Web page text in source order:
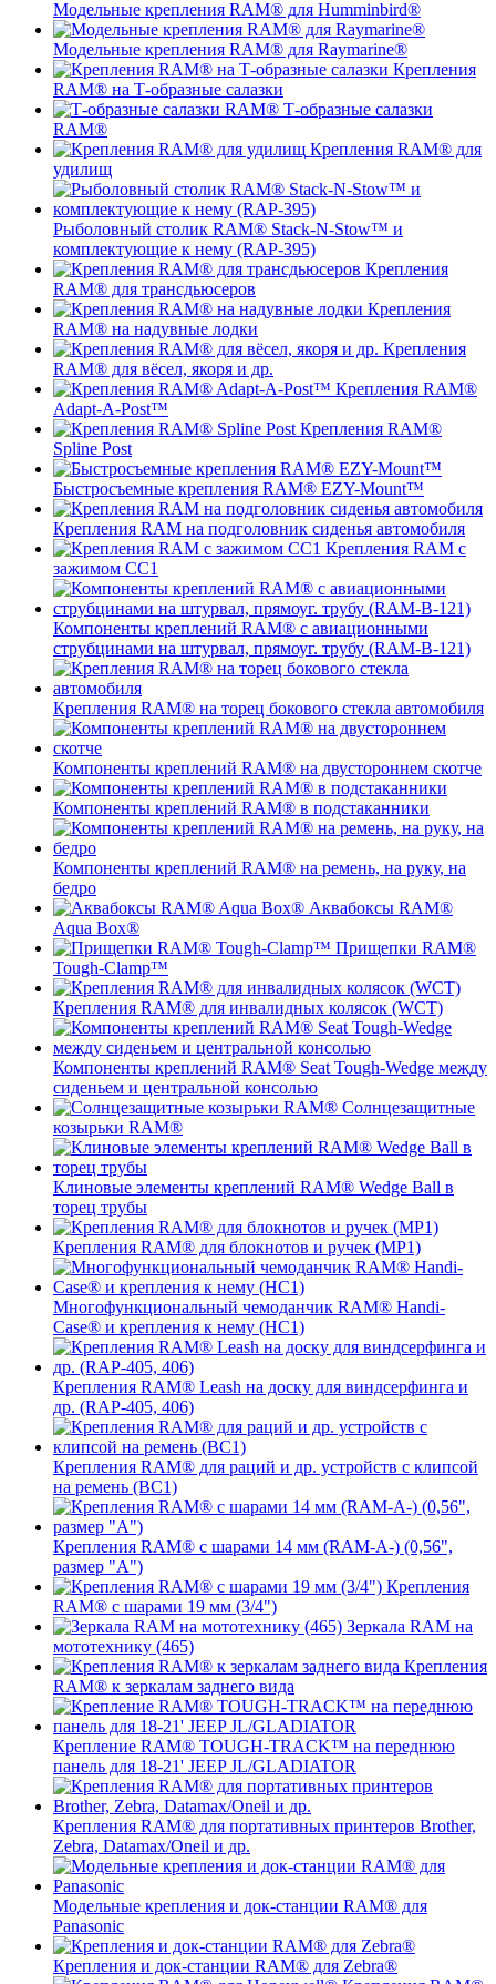
Модельные крепления RAM® для Humminbird®
Модельные крепления RAM® для Raymarine®
Крепления
RAM® на Т-образные салазки
Т-образные салазки
RAM®
Крепления RAM® для
удилищ
Рыболовный столик RAM® Stack-N-Stow™ и
комплектующие к нему (RAP-395)
Крепления
RAM® для трансдьюсеров
Крепления
RAM® на надувные лодки
Крепления
RAM® для вёсел, якоря и др.
Крепления RAM®
Adapt-A-Post™
Крепления RAM®
Spline Post
Быстросъемные крепления RAM® EZY-Mount™
Крепления RAM на подголовник сиденья автомобиля
Крепления RAM с
зажимом СС1
Компоненты креплений RAM® с авиационными
струбцинами на штурвал, прямоуг. трубу (RAM-B-121)
Крепления RAM® на торец бокового стекла автомобиля
Компоненты креплений RAM® на двустороннем скотче
Компоненты креплений RAM® в подстаканники
Компоненты креплений RAM® на ремень, на руку, на
бедро
Аквабоксы RAM®
Aqua Box®
Прищепки RAM®
Tough-Clamp™
Крепления RAM® для инвалидных колясок (WCT)
Компоненты креплений RAM® Seat Tough-Wedge между
сиденьем и центральной консолью
Солнцезащитные
козырьки RAM®
Клиновые элементы креплений RAM® Wedge Ball в
торец трубы
Крепления RAM® для блокнотов и ручек (MP1)
Многофункциональный чемоданчик RAM® Handi-
Case® и крепления к нему (HC1)
Крепления RAM® Leash на доску для виндсерфинга и
др. (RAP-405, 406)
Крепления RAM® для раций и др. устройств с клипсой
на ремень (BC1)
Крепления RAM® с шарами 14 мм (RAM-A-) (0,56",
размер "A")
Крепления
RAM® с шарами 19 мм (3/4")
Зеркала RAM на
мототехнику (465)
Крепления
RAM® к зеркалам заднего вида
Крепление RAM® TOUGH-TRACK™ на переднюю
панель для 18-21' JEEP JL/GLADIATOR
Крепления RAM® для портативных принтеров Brother,
Zebra, Datamax/Oneil и др.
Модельные крепления и док-станции RAM® для
Panasonic
Крепления и док-станции RAM® для Zebra®